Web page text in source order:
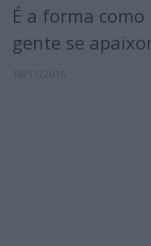
É a forma
gente se